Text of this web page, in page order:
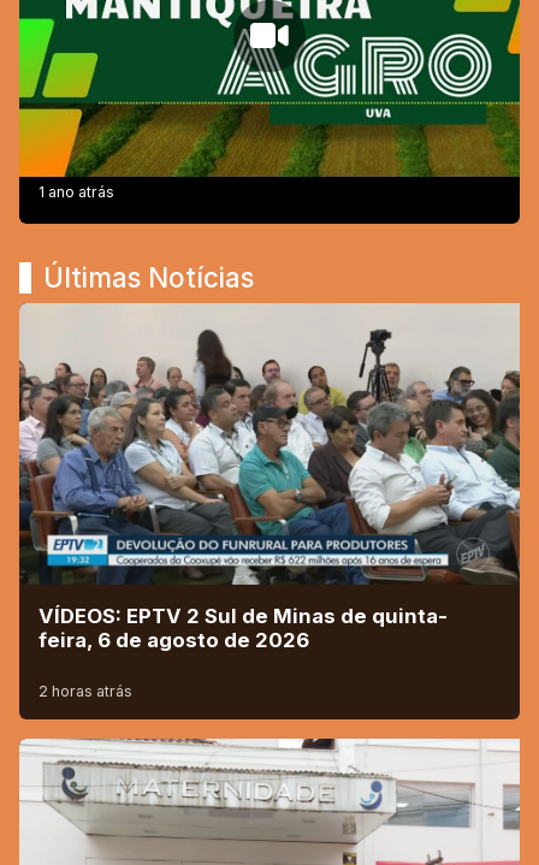
1 ano atrás
Últimas Notícias
VÍDEOS: EPTV 2 Sul de Minas de quinta-
feira, 6 de agosto de 2026
2 horas atrás